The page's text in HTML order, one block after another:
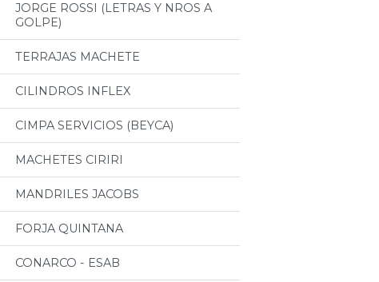
JORGE ROSSI (LETRAS Y NROS A
GOLPE)
TERRAJAS MACHETE
CILINDROS INFLEX
CIMPA SERVICIOS (BEYCA)
MACHETES CIRIRI
MANDRILES JACOBS
FORJA QUINTANA
CONARCO - ESAB